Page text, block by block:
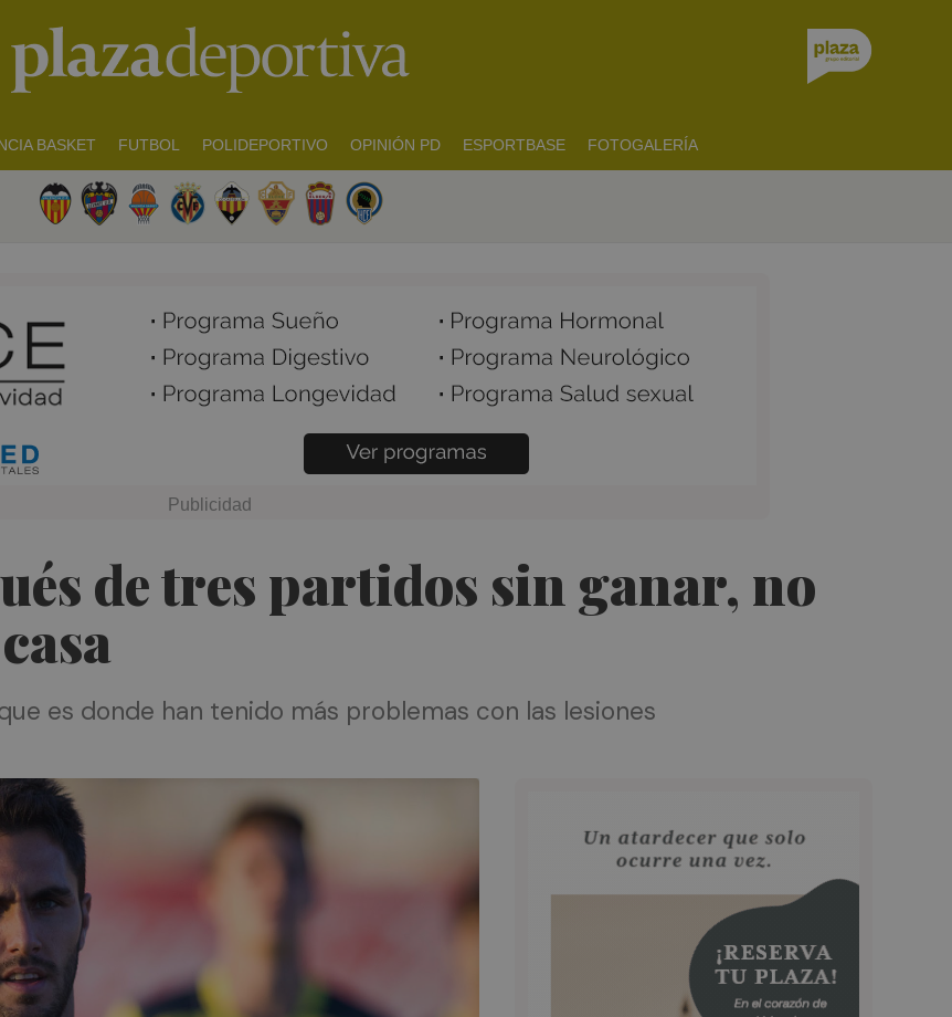
BASKET FUTBOL POLIDEPORTIVO OPINIÓN PD ESPORTBASE FOTOGALERÍA
de tres partidos sin ganar, no
es donde han tenido más problemas con las lesiones